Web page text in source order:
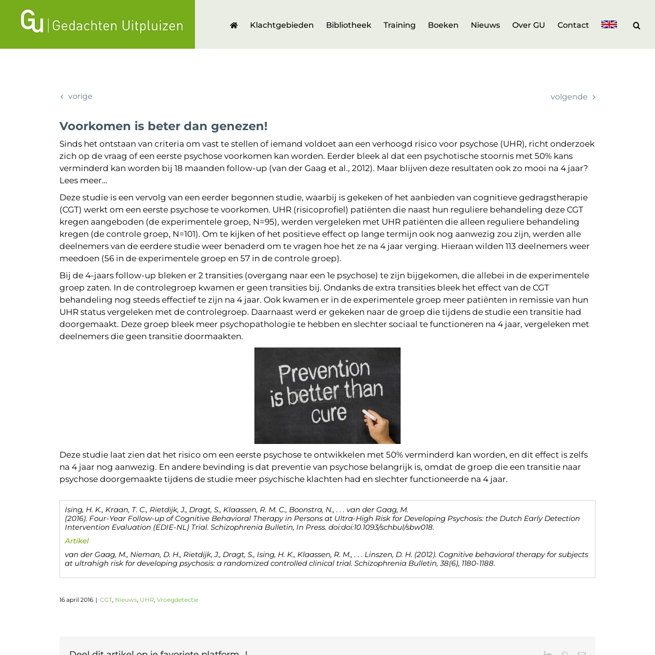
inhoud
Klachtgebieden Bibliotheek Training Boeken Nieuws Over GU Contact
vorige volgende
Voorkomen is beter dan genezen!
Sinds het ontstaan van criteria om vast te stellen of iemand voldoet aan een verhoogd risico voor psychose (UHR), richt onderzoek
zich op de vraag of een eerste psychose voorkomen kan worden. Eerder bleek al dat een psychotische stoornis met 50% kans
verminderd kan worden bij 18 maanden follow-up (van der Gaag et al., 2012). Maar blijven deze resultaten ook zo mooi na 4 jaar?
Lees meer…
Deze studie is een vervolg van een eerder begonnen studie, waarbij is gekeken of het aanbieden van cognitieve gedragstherapie
(CGT) werkt om een eerste psychose te voorkomen. UHR (risicoprofiel) patiënten die naast hun reguliere behandeling deze CGT
kregen aangeboden (de experimentele groep, N=95), werden vergeleken met UHR patiënten die alleen reguliere behandeling
kregen (de controle groep, N=101). Om te kijken of het positieve effect op lange termijn ook nog aanwezig zou zijn, werden alle
deelnemers van de eerdere studie weer benaderd om te vragen hoe het ze na 4 jaar verging. Hieraan wilden 113 deelnemers weer
meedoen (56 in de experimentele groep en 57 in de controle groep).
Bij de 4-jaars follow-up bleken er 2 transities (overgang naar een 1e psychose) te zijn bijgekomen, die allebei in de experimentele
groep zaten. In de controlegroep kwamen er geen transities bij. Ondanks de extra transities bleek het effect van de CGT
behandeling nog steeds effectief te zijn na 4 jaar. Ook kwamen er in de experimentele groep meer patiënten in remissie van hun
UHR status vergeleken met de controlegroep. Daarnaast werd er gekeken naar de groep die tijdens de studie een transitie had
doorgemaakt. Deze groep bleek meer psychopathologie te hebben en slechter sociaal te functioneren na 4 jaar, vergeleken met
deelnemers die geen transitie doormaakten.
Deze studie laat zien dat het risico om een eerste psychose te ontwikkelen met 50% verminderd kan worden, en dit effect is zelfs
na 4 jaar nog aanwezig. En andere bevinding is dat preventie van psychose belangrijk is, omdat de groep die een transitie naar
psychose doorgemaakte tijdens de studie meer psychische klachten had en slechter functioneerde na 4 jaar.
Ising, H. K., Kraan, T. C., Rietdijk, J., Dragt, S., Klaassen, R. M. C., Boonstra, N., . . . van der Gaag, M.
(2016). Four-Year Follow-up of Cognitive Behavioral Therapy in Persons at Ultra-High Risk for Developing Psychosis: the Dutch Early Detection
Intervention Evaluation (EDIE-NL) Trial. Schizophrenia Bulletin, In Press. doi:doi:10.1093/schbul/sbw018.
Artikel
van der Gaag, M., Nieman, D. H., Rietdijk, J., Dragt, S., Ising, H. K., Klaassen, R. M., . . . Linszen, D. H. (2012). Cognitive behavioral therapy for subjects
at ultrahigh risk for developing psychosis: a randomized controlled clinical trial. Schizophrenia Bulletin, 38(6), 1180-1188.
16 april 2016 | CGT, Nieuws, UHR, Vroegdetectie